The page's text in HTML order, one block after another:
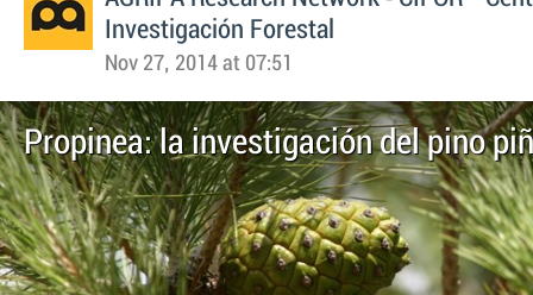
Investigación Forestal
Nov 27, 2014 at 07:51
Propinea: la investigación del pino